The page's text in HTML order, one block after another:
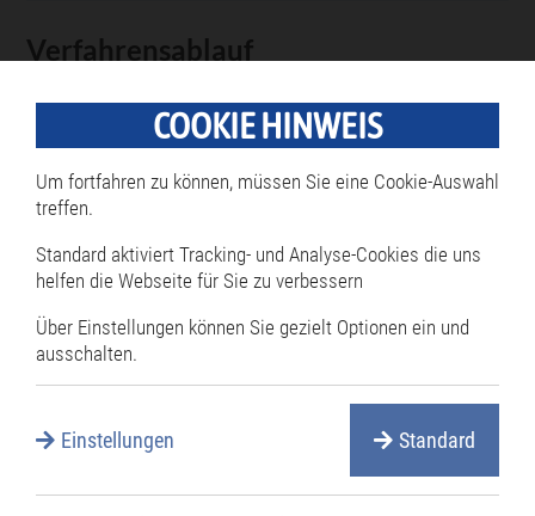
Verfahrensablauf
Sie müssen eine Grundbuchabschrift
oder einen Grundbuchausdruck
beantragen. Dies können Sie
persönlich oder schriftlich tun. Die
grundbuchführenden Amtsgerichte
stellen dafür in ihrem jeweiligen
Internetauftritt auch ein Online-
Formular zur Verfügung.
Sie können sich bei der Antragstellung
COOKIE HINWEIS
Um fortfahren zu können, müssen Sie eine Cookie-Auswahl
treffen.
Standard aktiviert Tracking- und Analyse-Cookies die uns
helfen die Webseite für Sie zu verbessern
Über Einstellungen können Sie gezielt Optionen ein und
ausschalten.
Einstellungen Standard